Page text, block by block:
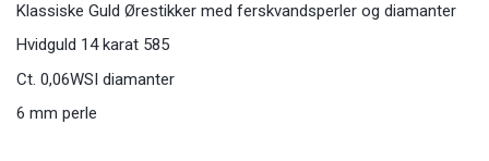
Klassiske Guld Ørestikker med ferskvandsperler og diamanter
Hvidguld 14 karat 585
Ct. 0,06WSI diamanter
6 mm perle